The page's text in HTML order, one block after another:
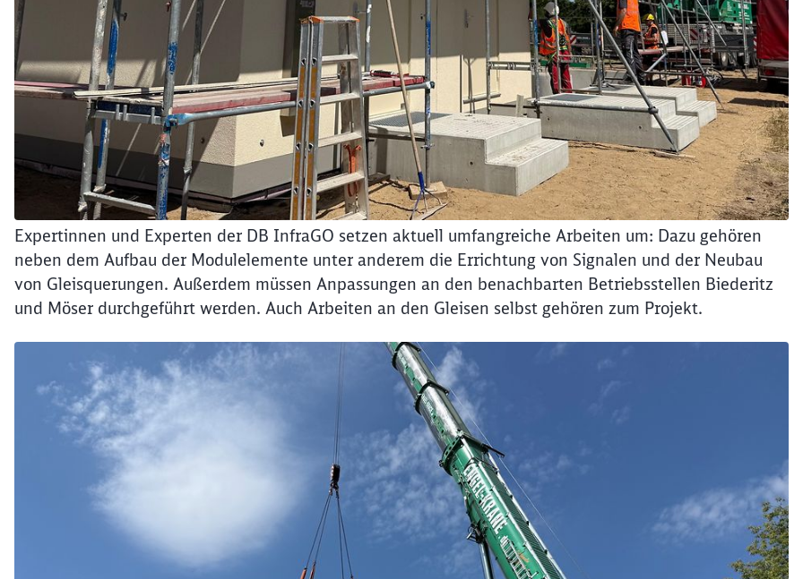
Expertinnen und Experten der DB InfraGO setzen aktuell umfangreiche Arbeiten um: Dazu gehören
neben dem Aufbau der Modulelemente unter anderem die Errichtung von Signalen und der Neubau
von Gleisquerungen. Außerdem müssen Anpassungen an den benachbarten Betriebsstellen Biederitz
und Möser durchgeführt werden. Auch Arbeiten an den Gleisen selbst gehören zum Projekt.
Möchten Sie zu
Abbrechen